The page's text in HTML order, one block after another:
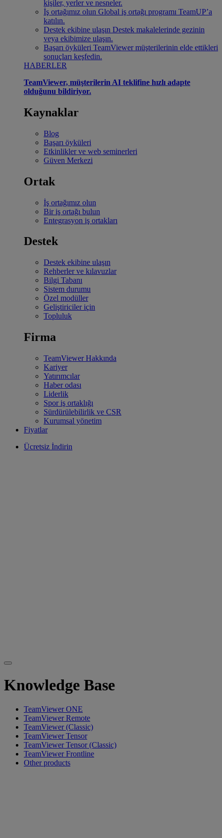
kişiler, yerler ve nesneler.
İş ortağımız olun Global iş ortağı programı TeamUP’a
katılın.
Destek ekibine ulaşın Destek makalelerinde gezinin
veya ekibimize ulaşın.
Başarı öyküleri TeamViewer müşterilerinin elde ettikleri
sonuçları keşfedin.
HABERLER
TeamViewer, müşterilerin AI teklifine hızlı adapte
olduğunu bildiriyor.
Kaynaklar
Blog
Başarı öyküleri
Etkinlikler ve web seminerleri
Güven Merkezi
Ortak
İş ortağımız olun
Bir iş ortağı bulun
Entegrasyon iş ortakları
Destek
Destek ekibine ulaşın
Rehberler ve kılavuzlar
Bilgi Tabanı
Sistem durumu
Özel modüller
Geliştiriciler için
Topluluk
Firma
TeamViewer Hakkında
Kariyer
Yatırımcılar
Haber odası
Liderlik
Spor iş ortaklığı
Sürdürülebilirlik ve CSR
Kurumsal yönetim
Fiyatlar
Ücretsiz İndirin
Knowledge Base
TeamViewer ONE
TeamViewer Remote
TeamViewer (Classic)
TeamViewer Tensor
TeamViewer Tensor (Classic)
TeamViewer Frontline
Other products